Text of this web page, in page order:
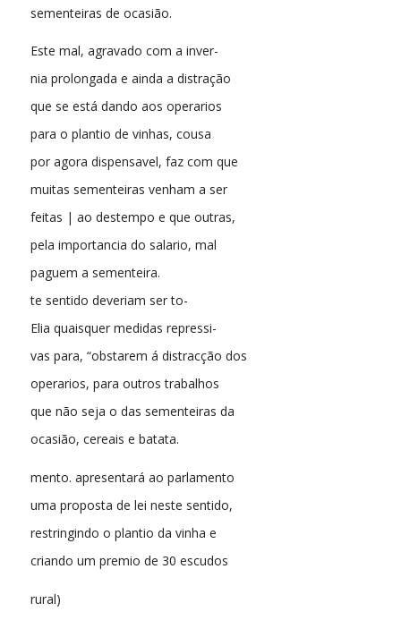
sementeiras de ocasião.
Este mal, agravado com a inver-
nia prolongada e ainda a distração
que se está dando aos operarios
para o plantio de vinhas, cousa
por agora dispensavel, faz com que
muitas sementeiras venham a ser
feitas | ao destempo e que outras,
pela importancia do salario, mal
paguem a sementeira.
te sentido deveriam ser to-
Elia quaisquer medidas repressi-
vas para, “obstarem á distracção dos
operarios, para outros trabalhos
que não seja o das sementeiras da
ocasião, cereais e batata.
mento. apresentará ao parlamento
uma proposta de lei neste sentido,
restringindo o plantio da vinha e
criando um premio de 30 escudos
rural)